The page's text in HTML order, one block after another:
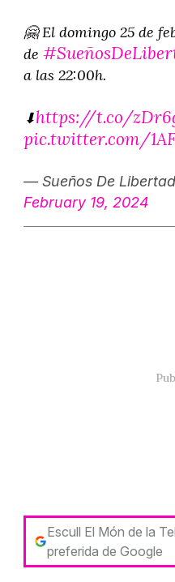
🤗 El domingo 25 de
de
a las 22:00h.
⬇https://t.co/
pic.twitter.com/
— Sueños De
February 19, 2024
Escull El Món de la
preferida de Google